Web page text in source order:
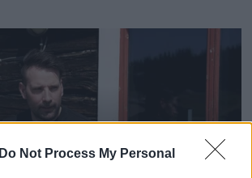
Do Not Process My Personal